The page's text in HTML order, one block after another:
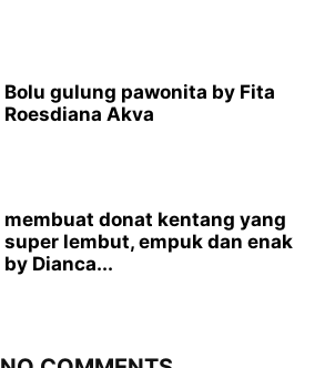
Bolu gulung pawonita by Fita
Roesdiana Akva
membuat donat kentang yang
super lembut, empuk dan enak
by Dianca...